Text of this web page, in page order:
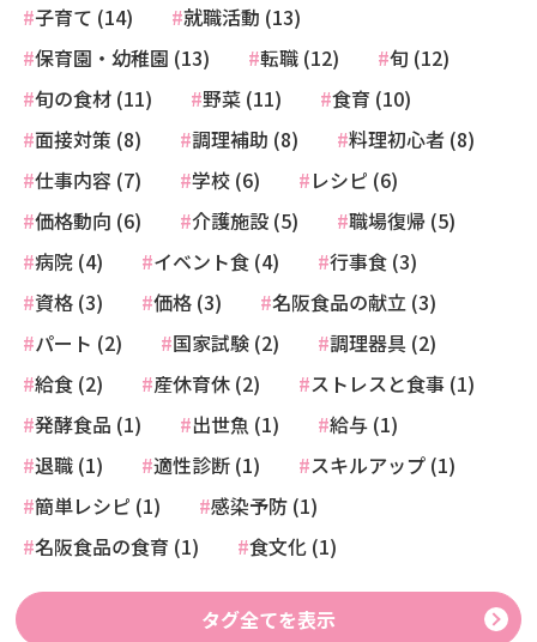
子育て (14)
就職活動 (13)
保育園・幼稚園 (13)
転職 (12)
旬 (12)
旬の食材 (11)
野菜 (11)
食育 (10)
面接対策 (8)
調理補助 (8)
料理初心者 (8)
仕事内容 (7)
学校 (6)
レシピ (6)
価格動向 (6)
介護施設 (5)
職場復帰 (5)
病院 (4)
イベント食 (4)
行事食 (3)
資格 (3)
価格 (3)
名阪食品の献立 (3)
パート (2)
国家試験 (2)
調理器具 (2)
給食 (2)
産休育休 (2)
ストレスと食事 (1)
発酵食品 (1)
出世魚 (1)
給与 (1)
退職 (1)
適性診断 (1)
スキルアップ (1)
簡単レシピ (1)
感染予防 (1)
名阪食品の食育 (1)
食文化 (1)
タグ全てを表示